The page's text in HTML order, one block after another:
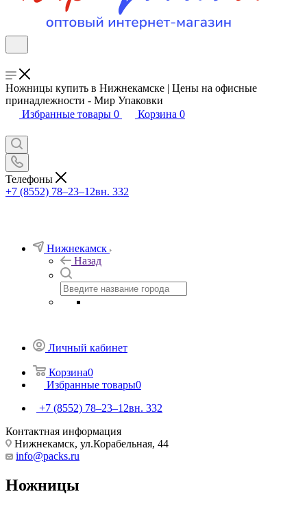
Ножницы купить в Нижнекамске | Цены на офисные
принадлежности - Мир Упаковки
Избранные товары 0 Корзина 0
Телефоны
+7 (8552) 78‒23‒12вн. 332
Нижнекамск
Назад
Личный кабинет
Корзина0
Избранные товары0
+7 (8552) 78‒23‒12вн. 332
Контактная информация
Нижнекамск, ​ул.Корабельная, 44
info@packs.ru
Ножницы